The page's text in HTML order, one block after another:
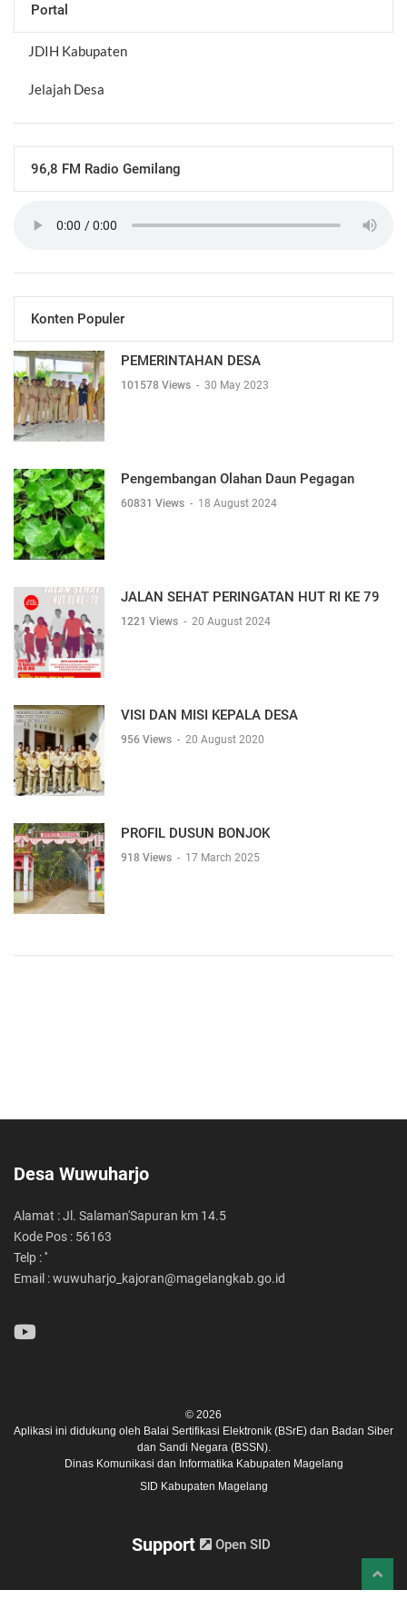
Portal
JDIH Kabupaten
Jelajah Desa
96,8 FM Radio Gemilang
Konten Populer
PEMERINTAHAN DESA
101578 Views - 30 May 2023
Pengembangan Olahan Daun Pegagan
60831 Views - 18 August 2024
JALAN SEHAT PERINGATAN HUT RI KE 79
1221 Views - 20 August 2024
VISI DAN MISI KEPALA DESA
956 Views - 20 August 2020
PROFIL DUSUN BONJOK
918 Views - 17 March 2025
Desa Wuwuharjo
Alamat : Jl. Salaman'Sapuran km 14.5
Kode Pos : 56163
Telp : ''
Email : wuwuharjo_kajoran@magelangkab.go.id
© 2026
Aplikasi ini didukung oleh Balai Sertifikasi Elektronik (BSrE) dan Badan Siber
dan Sandi Negara (BSSN).
Dinas Komunikasi dan Informatika Kabupaten Magelang
SID Kabupaten Magelang
Support Open SID